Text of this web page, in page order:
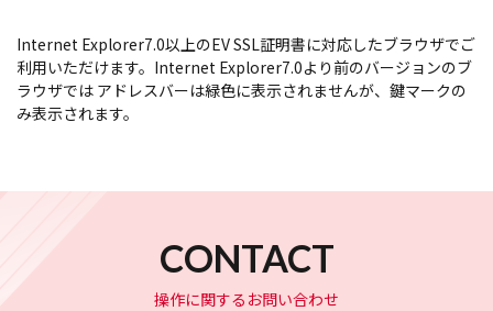
Internet Explorer7.0以上のEV SSL証明書に対応したブラウザでご
利用いただけます。Internet Explorer7.0より前のバージョンのブ
ラウザでは アドレスバーは緑色に表示されませんが、鍵マークの
み表示されます。
CONTACT
操作に関するお問い合わせ